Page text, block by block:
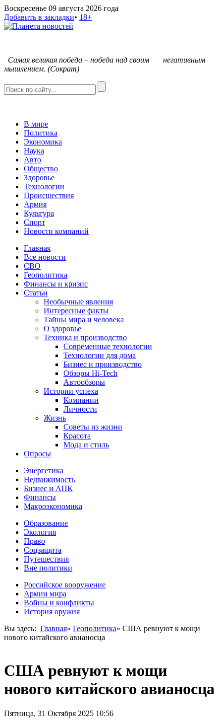
Воскресенье 09 августа 2026 года
Добавить в закладки• 18+
Самая великая победа – победа над своим негативным
мышлением. (Сократ)
В мире
Политика
Экономика
Наука
Авто
Общество
Здоровье
Технологии
Происшествия
Армия
Культура
Спорт
Новости компаний
Главная
Все новости
СВО
Геополитика
Финансы и кризис
Статьи
Необычные явления
Интересные факты
Тайны мира и человека
О здоровье
Техника и производство
Современные технологии
Технологии для дома
Бизнес и производство
Обзоры Hi-Tech
Автообзоры
Истории успеха
Компании
Личности
Жизнь
Советы из жизни
Красота
Мода и стиль
Опросы
Энергетика
Недвижимость
Бизнес и АПК
Финансы
Макроэкономика
Образование
Экология
Право
Соцзащита
Путешествия
Вне политики
Российское вооружение
Армии мира
Войны и конфликты
История оружия
Вы здесь: Главная» Геополитика» США ревнуют к мощи
нового китайского авианосца
США ревнуют к мощи
нового китайского авианосца
Пятница, 31 Октября 2025 10:56